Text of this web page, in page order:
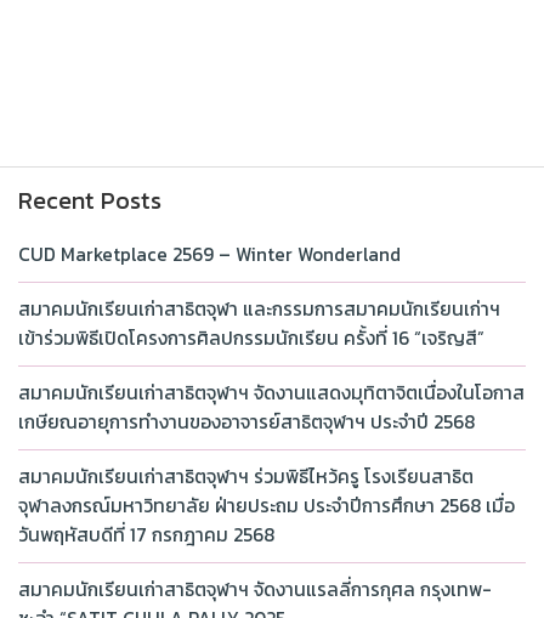
Recent Posts
CUD Marketplace 2569 – Winter Wonderland
สมาคมนักเรียนเก่าสาธิตจุฬา และกรรมการสมาคมนักเรียนเก่าฯ
เข้าร่วมพิธีเปิดโครงการศิลปกรรมนักเรียน ครั้งที่ 16 “เจริญสี”
สมาคมนักเรียนเก่าสาธิตจุฬาฯ จัดงานแสดงมุทิตาจิตเนื่องในโอกาส
เกษียณอายุการทำงานของอาจารย์สาธิตจุฬาฯ ประจำปี 2568
สมาคมนักเรียนเก่าสาธิตจุฬาฯ ร่วมพิธีไหว้ครู โรงเรียนสาธิต
จุฬาลงกรณ์มหาวิทยาลัย ฝ่ายประถม ประจำปีการศึกษา 2568 เมื่อ
วันพฤหัสบดีที่ 17 กรกฎาคม 2568
สมาคมนักเรียนเก่าสาธิตจุฬาฯ จัดงานแรลลี่การกุศล กรุงเทพ-